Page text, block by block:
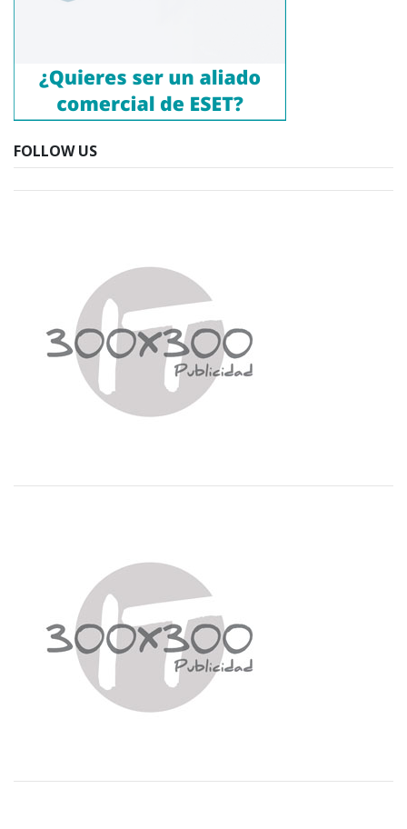
FOLLOW US